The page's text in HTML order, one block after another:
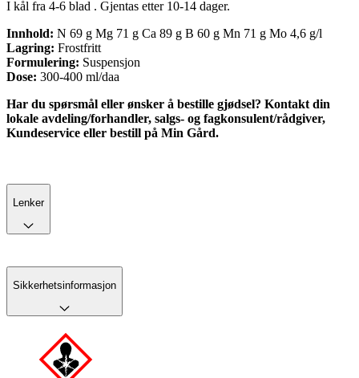
I kål fra 4-6 blad . Gjentas etter 10-14 dager.
Innhold: N 69 g Mg 71 g Ca 89 g B 60 g Mn 71 g Mo 4,6 g/l
Lagring: Frostfritt
Formulering: Suspensjon
Dose: 300-400 ml/daa
Har du spørsmål eller ønsker å bestille gjødsel? Kontakt din
lokale avdeling/forhandler, salgs- og fagkonsulent/rådgiver,
Kundeservice eller bestill på Min Gård.
Lenker
Sikkerhetsinformasjon